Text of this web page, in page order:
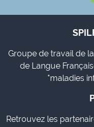
Groupe de travail de
de Langue
"maladies
Retrouvez les